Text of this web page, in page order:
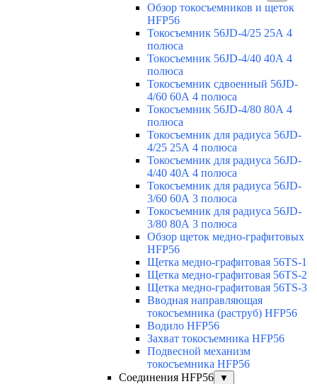
Обзор токосъемников и щеток
HFP56
Токосъемник 56JD-4/25 25А 4
полюса
Токосъемник 56JD-4/40 40А 4
полюса
Токосъемник сдвоенный 56JD-
4/60 60А 4 полюса
Токосъемник 56JD-4/80 80А 4
полюса
Токосъемник для радиуса 56JD-
4/25 25А 4 полюса
Токосъемник для радиуса 56JD-
4/40 40А 4 полюса
Токосъемник для радиуса 56JD-
3/60 60А 3 полюса
Токосъемник для радиуса 56JD-
3/80 80А 3 полюса
Обзор щеток медно-графитовых
HFP56
Щетка медно-графитовая 56TS-1
Щетка медно-графитовая 56TS-2
Щетка медно-графитовая 56TS-3
Вводная направляющая
токосъемника (раструб) HFP56
Водило HFP56
Захват токосъемника HFP56
Подвесной механизм
токосъемника HFP56
Соединения HFP56
▼